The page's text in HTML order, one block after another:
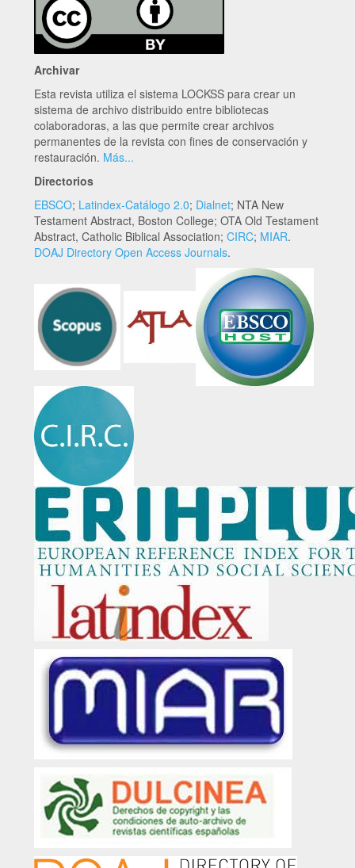
Archivar
Esta revista utiliza el sistema LOCKSS para crear un
sistema de archivo distribuido entre bibliotecas
colaboradoras, a las que permite crear archivos
permanentes de la revista con fines de conservación y
restauración. Más...
Directorios
EBSCO; Latindex-Catálogo 2.0; Dialnet; NTA New
Testament Abstract, Boston College; OTA Old Testament
Abstract, Catholic Biblical Association; CIRC; MIAR.
DOAJ Directory Open Access Journals.